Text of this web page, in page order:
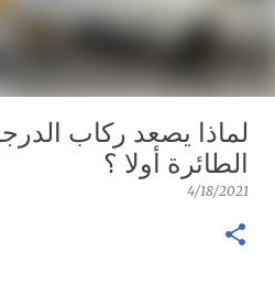
لماذا يصعد ركاب
الطائرة أولا ؟
4/18/2021